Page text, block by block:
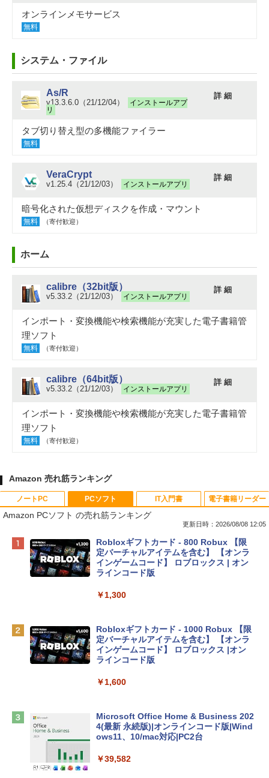
オンラインメモサービス
無料
システム・ファイル
As/R
v13.3.6.0（21/12/04）
インストールアプ
リ
詳 細
タブ切り替え型の多機能ファイラー
無料
VeraCrypt
v1.25.4（21/12/03） インストールアプリ
詳 細
暗号化された仮想ディスクを作成・マウント
無料 （寄付歓迎）
ホーム
calibre（32bit版）
v5.33.2（21/12/03） インストールアプリ
詳 細
インポート・変換機能や検索機能が充実した電子書籍管
理ソフト
無料 （寄付歓迎）
calibre（64bit版）
v5.33.2（21/12/03） インストールアプリ
詳 細
インポート・変換機能や検索機能が充実した電子書籍管
理ソフト
無料 （寄付歓迎）
Amazon 売れ筋ランキング
ノートPC
Apple 2026 MacBook Neo A18 Proチッ
プ搭載13インチノートブック：AIとAppl
e Intelligenceのために設計、Liquid Ret
inaディスプレイ、8GBユニファイドメモ
eTime HDカメラ - インディゴ
tomtoc 360°保護 15.6 16インチ パソコ
ンケース Dell NEC Lavie ASUS HP dyna
Apple 2026 MacBook Air M5チップ搭載
13インチノートブック：AIとApple Intell
スプレイ、16GBユニファイドメモリ、1
PCソフト
Amazon PCソフト の売れ筋ランキング
更新日時：2026/08/08 12:05
Robloxギフトカード - 800 Robux 【限
定バーチャルアイテムを含む】 【オンラ
インゲームコード】 ロブロックス | オン
ラインコード版
￥1,300
Robloxギフトカード - 1000 Robux 【限
定バーチャルアイテムを含む】 【オンラ
インゲームコード】 ロブロックス |オン
ラインコード版
￥1,600
Microsoft Office Home & Business 202
4(最新 永続版)|オンラインコード版|Wind
ows11、10/mac対応|PC2台
￥39,582
IT入門書 電子書籍リーダー